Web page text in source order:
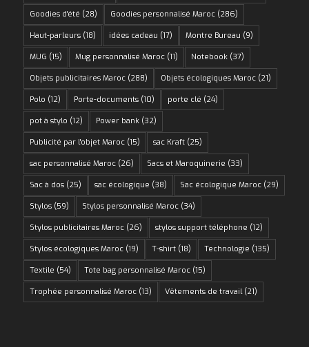
Goodies d'été (28) Goodies personnalisé Maroc(286)
Haut-parleurs(18) idées cadeau (17) Montre Bureau (9)
MUG (15) Mug personnalisé Maroc(11) Notebook(37)
Objets publicitaires Maroc(288) Objets écologiques Maroc(21)
Polo (12) Porte-documents(10) porte clé (24)
pot à stylo (12) Power bank(32)
Publicité par l'objet Maroc(15) sac Kraft(25)
sac personnalisé Maroc(26) Sacs et Maroquinerie (33)
Sac à dos(25) sac écologique (38) Sac écologique Maroc(29)
Stylos(59) Stylos personnalisé Maroc(34)
Stylos publicitaires Maroc(26) stylos support téléphone (12)
Stylos écologiques Maroc(19) T-shirt(18) Technologie (135)
Textile (54) Tote bag personnalisé Maroc(15)
Trophée personnalisé Maroc(13) Vêtements de travail(21)